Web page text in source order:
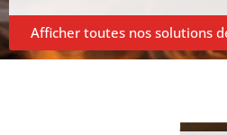
Afficher toutes nos solutions